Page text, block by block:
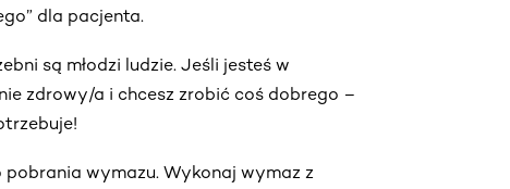
dla pacjenta.
są młodzi ludzie. Jeśli jesteś w
zdrowy/a i chcesz zrobić coś dobrego –
wymazu. Wykonaj wymaz z